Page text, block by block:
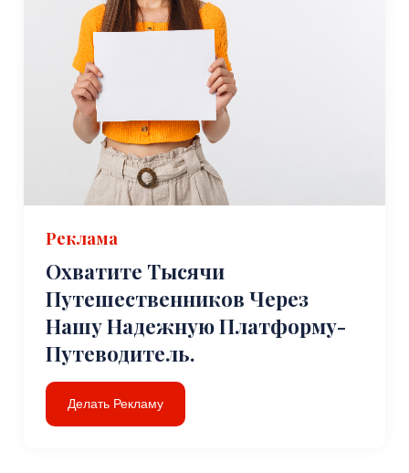
Реклама
Охватите Тысячи
Путешественников Через
Нашу Надежную Платформу-
Путеводитель.
Делать Рекламу